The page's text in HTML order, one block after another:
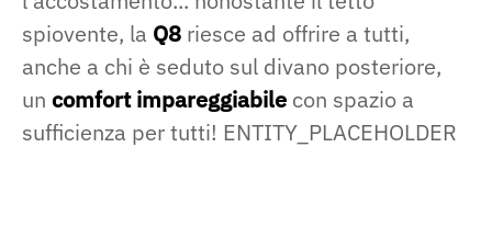
spiovente, la Q8 riesce ad offrire a tutti,
anche a chi è seduto sul divano posteriore,
un comfort impareggiabile con spazio a
sufficienza per tutti! ENTITY_PLACEHOLDER